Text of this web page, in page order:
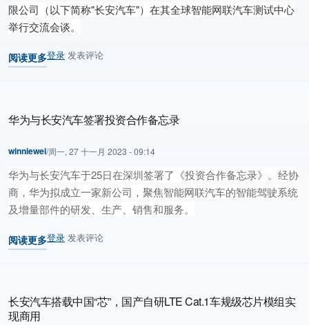
限公司（以下简称"长安汽车"）在其全球智能网联汽车测试中心
举行交流会谈。
阅读更多
关于 TÜV莱茵与长安汽车深化技术交流，助力"海纳百川"全球化进程
登录 发表评论
华为与长安汽车签署投资合作备忘录
winniewei/周一, 27 十一月 2023 - 09:14
华为与长安汽车于25日在深圳签署了《投资合作备忘录》。经协
商，华为拟成立一家新公司，聚焦智能网联汽车的智能驾驶系统
及增量部件的研发、生产、销售和服务。
阅读更多
关于 华为与长安汽车签署投资合作备忘录
登录 发表评论
长安汽车搭载中国“芯”，国产自研LTE Cat.1车规级芯片模组实
现商用